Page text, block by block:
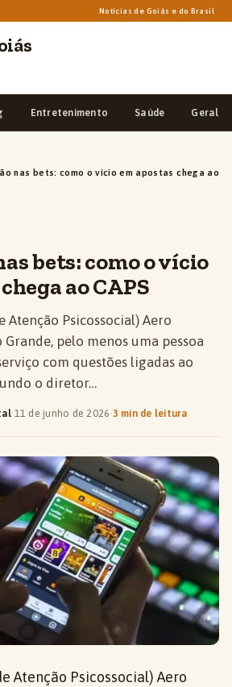
Notícias de Goiás e do Brasil
Entretenimento Saúde Geral
nas bets: como o vício em apostas chega ao
bets: como o vício
ao CAPS
Atenção Psicossocial) Aero
Grande, pelo menos uma pessoa
com questões ligadas ao
o diretor…
·11 de junho de 2026·3 min de leitura
Atenção Psicossocial) Aero